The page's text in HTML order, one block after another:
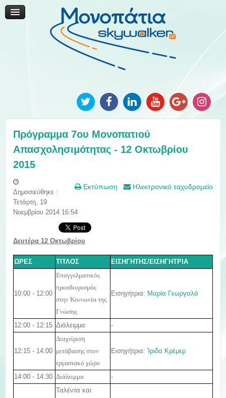
Μονοπάτια Καινοτομίας
Μονοπάτια Τοπικής Ανάπτυξης
Ανακοινώσεις
Φωτογραφίες
Πρόγραμμα 7ου Μονοπατιού
Απασχολησιμότητας - 12 Οκτωβρίου
2015
Εκτύπωση Ηλεκτρονικό ταχυδρομείο
Δημοσιεύθηκε :
Τετάρτη, 19
Νοεμβρίου 2014 16:54
Δευτέρα 12 Οκτωβρίου
ΩΡΕΣ ΤΙΤΛΟΣ ΕΙΣΗΓΗΤΗΣ/ΕΙΣΗΓΗΤΡΙΑ
10:00 - 12:00
Επαγγελματικός
προσδιορισμός
στην Κοινωνία της
Γνώσης
Εισηγήτρια: Μαρία Γεωργαλά
12:00 - 12:15 Διάλειμμα -
12:15 - 14:00
Διαχείριση
μετάβασης στον
εργασιακό χώρο
Εισηγήτρια: Ίριδα Κρέμερ
14:00 - 14:30 Διάλειμμα -
Ταλέντα και